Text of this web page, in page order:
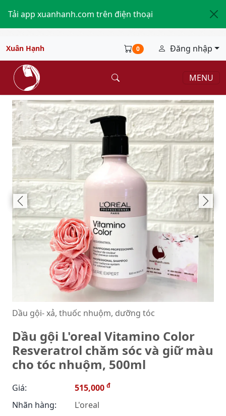
Tải app xuanhanh.com trên điện thoại
Xuân Hạnh 0 Đăng nhập
MENU
Dầu gội- xả, thuốc nhuộm, dưỡng tóc
Dầu gội L'oreal Vitamino Color
Resveratrol chăm sóc và giữ màu
cho tóc nhuộm, 500ml
Giá: 515,000 đ
Nhãn hàng:
L'oreal